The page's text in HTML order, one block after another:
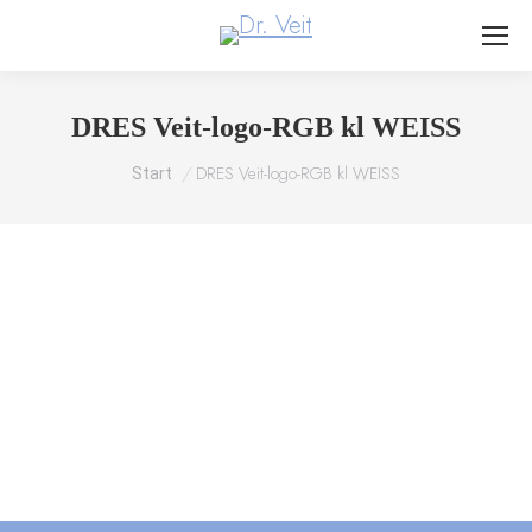
DRES Veit-logo-RGB kl WEISS
Sie befinden sich hier:
Start DRES Veit-logo-RGB kl WEISS